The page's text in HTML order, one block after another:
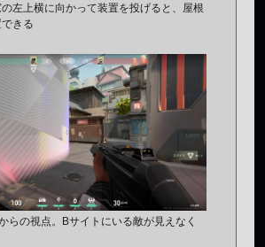
左上横に向かって装置を投げると、屋根
きる
らの視点。Bサイトにいる敵が見えなく